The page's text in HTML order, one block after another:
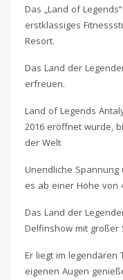
Das „Land of
erstklassiges
Resort.
Das Land der
erfreuen.
Land of Legends
2016 eröffnet wurde,
der Welt
Unendliche
es ab einer Höhe von
Das Land der
Delfinshow mit großer
Er liegt im
eigenen Augen